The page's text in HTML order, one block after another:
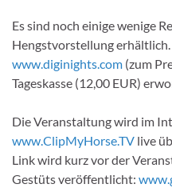
Es sind noch einige wenige
Hengstvorstellung
www.diginights.com (zum
Tageskasse (12,00 EUR)
Die Veranstaltung wird im
www.ClipMyHorse.TV live
Link wird kurz vor der
Gestüts veröffentlicht: